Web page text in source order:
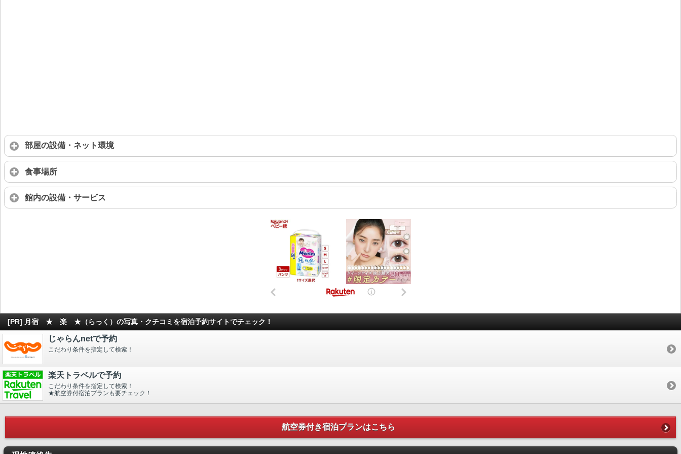
部屋の設備・ネット環境
食事場所
館内の設備・サービス
[PR] 月宿 ★ 楽 ★（らっく）の写真・クチコミを宿泊予約サイトでチェック！
じゃらんnetで予約
こだわり条件を指定して検索！
楽天トラベルで予約
こだわり条件を指定して検索！
★航空券付宿泊プランも要チェック！
航空券付き宿泊プランはこちら